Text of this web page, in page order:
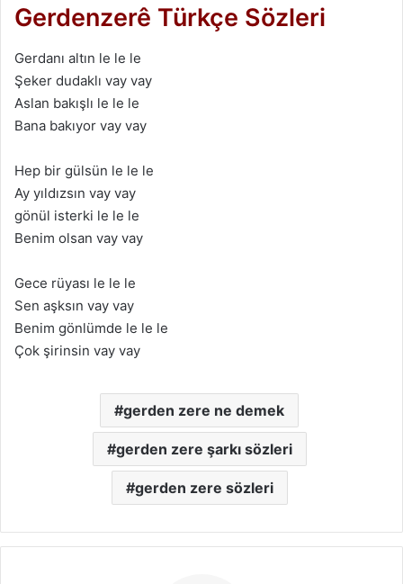
Gerdenzerê Türkçe Sözleri
Gerdanı altın le le le
Şeker dudaklı vay vay
Aslan bakışlı le le le
Bana bakıyor vay vay
Hep bir gülsün le le le
Ay yıldızsın vay vay
gönül isterki le le le
Benim olsan vay vay
Gece rüyası le le le
Sen aşksın vay vay
Benim gönlümde le le le
Çok şirinsin vay vay
gerden zere ne demek
gerden zere şarkı sözleri
gerden zere sözleri